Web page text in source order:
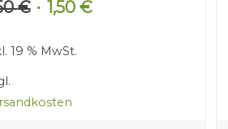
€ Ursprünglicher
war:
1,50 €Aktueller
19 % MwSt.